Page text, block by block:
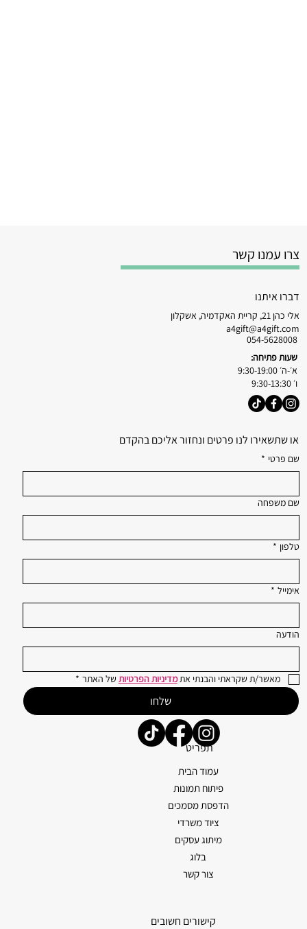
או שתשאירו לנו פרטים ונחזור אליכם בהקדם
שם פרטי *
שם משפחה
טלפון *
אימייל *
הודעה
מאשר/ת שקראתי והבנתי את מדיניות הפרטיות של האתר *
שלחו
צרו עמנו קשר
דברו איתנו
אלי כהן 21, קריית האקדמיה, אשקלון
a4gift@a4gift.com
054-5628008
שעות פתיחה:
א׳-ה׳ 9:30-19:00
ו׳ 9:30-13:30
תפריט
עמוד הבית
פיתוח תמונות
הדפסת מסמכים
ציוד משרדי
מיתוג עסקים
בלוג
צור קשר
קישורים חשובים